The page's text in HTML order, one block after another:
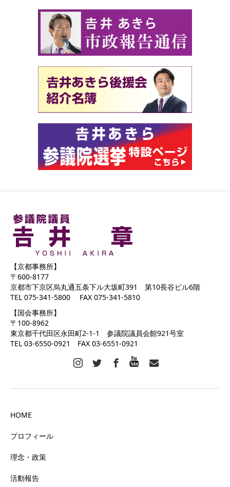
【京都事務所】
〒600-8177
京都市下京区烏丸通五条下ル大坂町391 第10長谷ビル6階
TEL 075-341-5800 FAX 075-341-5810
【国会事務所】
〒100-8962
東京都千代田区永田町2-1-1 参議院議員会館921号室
TEL 03-6550-0921 FAX 03-6551-0921
HOME
プロフィール
理念・政策
活動報告